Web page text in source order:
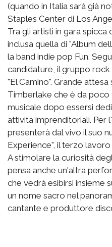
(quando in Italia sarà già
Staples Center di Los
Tra gli artisti in gara spicca
inclusa quella di "Album
la band indie pop Fun.
candidature, il gruppo
"El Camino". Grande
Timberlake che è da
musicale dopo essersi
attività imprenditoriali. Per
presenterà dal vivo il suo
Experience", il terzo
A stimolare la curiosità
pensa anche un'altra
che vedrà esibirsi insieme
un nome sacro nel
cantante e produttore